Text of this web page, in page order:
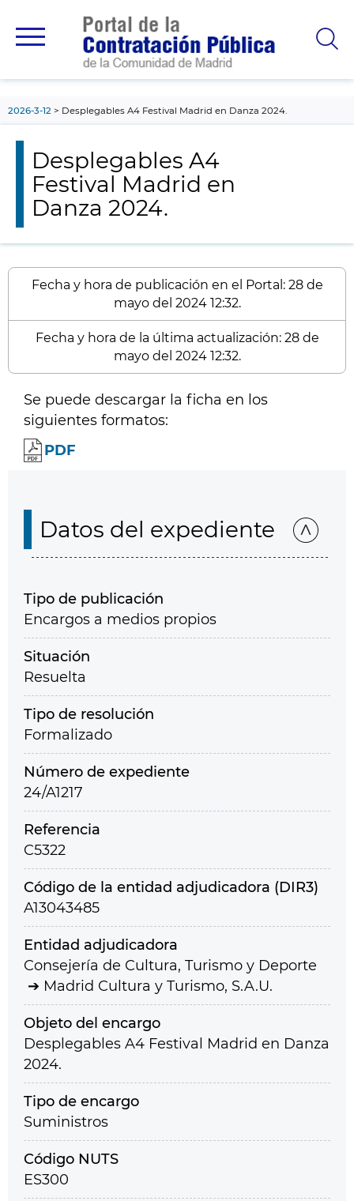
principal
2026-3-12 Desplegables A4 Festival Madrid en Danza 2024.
Desplegables A4
Festival Madrid en
Danza 2024.
Fecha y hora de publicación en el Portal: 28 de
mayo del 2024 12:32.
Fecha y hora de la última actualización: 28 de
mayo del 2024 12:32.
Se puede descargar la ficha en los
siguientes formatos:
PDF
Datos del expediente
Tipo de publicación
Encargos a medios propios
Situación
Resuelta
Tipo de resolución
Formalizado
Número de expediente
24/A1217
Referencia
C5322
Código de la entidad adjudicadora (DIR3)
A13043485
Entidad adjudicadora
Consejería de Cultura, Turismo y Deporte
Madrid Cultura y Turismo, S.A.U.
Objeto del encargo
Desplegables A4 Festival Madrid en Danza
2024.
Tipo de encargo
Suministros
Código NUTS
ES300